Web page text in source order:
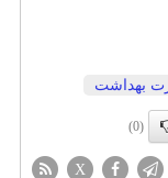
بهداشت
(0)
X